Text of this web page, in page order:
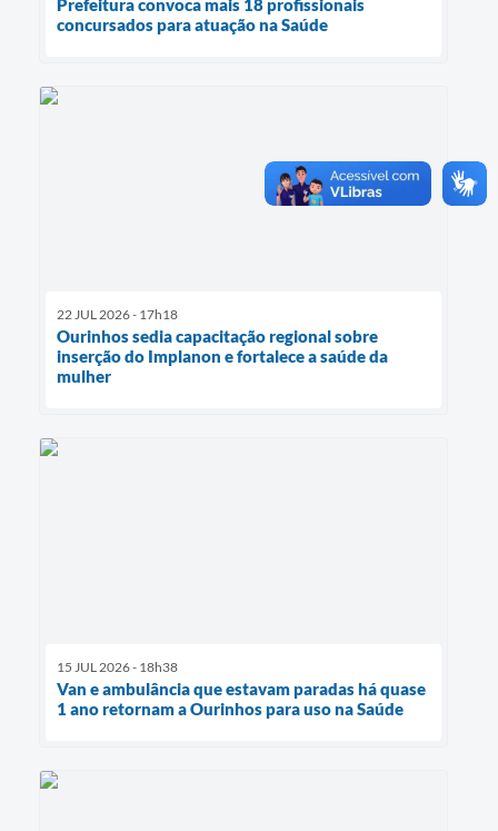
Prefeitura convoca mais 18 profissionais
concursados para atuação na Saúde
22 JUL 2026 - 17h18
Ourinhos sedia capacitação regional sobre
inserção do Implanon e fortalece a saúde da
mulher
15 JUL 2026 - 18h38
Van e ambulância que estavam paradas há quase
1 ano retornam a Ourinhos para uso na Saúde